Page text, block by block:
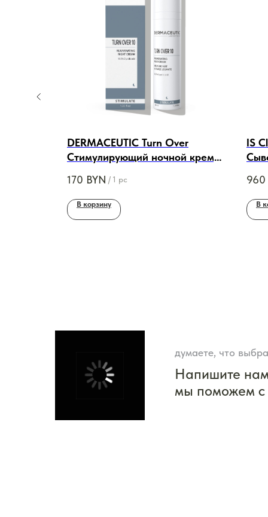
DERMACEUTIC Turn Over
Стимулирующий ночной крем,
170 BYN / 1 pc
В корзину
IS
960
В
думаете, что
Напишите
мы поможем